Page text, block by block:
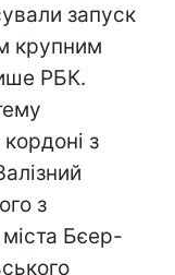
запуск
крупним
РБК.
з
з
міста Бєер-